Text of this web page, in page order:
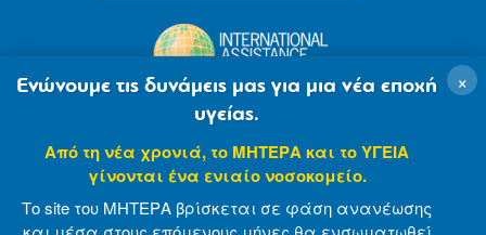
×
Ενώνουμε τις δυνάμεις μας για μια νέα εποχή
υγείας.
Από τη νέα χρονιά, το ΜΗΤΕΡΑ και το ΥΓΕΙΑ
γίνονται ένα ενιαίο νοσοκομείο.
Το site του ΜΗΤΕΡΑ βρίσκεται σε φάση ανανέωσης